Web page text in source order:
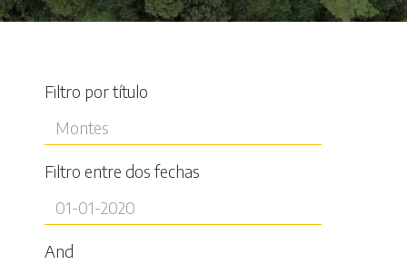
Filtro por título
Filtro entre dos fechas
And